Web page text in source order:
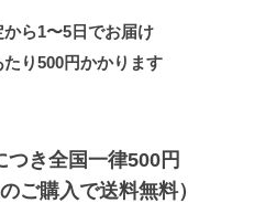
から1〜5日でお届け
り500円かかります
つき全国一律500円
ご購入で送料無料）